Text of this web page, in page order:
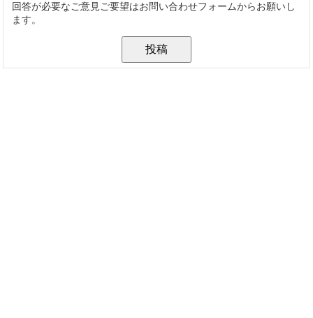
回答が必要なご意見ご要望はお問い合わせフォームからお願いし
ます。